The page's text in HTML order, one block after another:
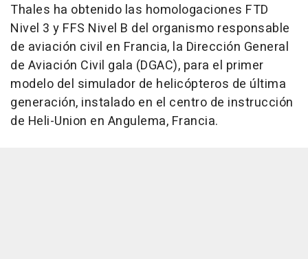
Thales ha obtenido las homologaciones FTD
Nivel 3 y FFS Nivel B del organismo responsable
de aviación civil en Francia, la Dirección General
de Aviación Civil gala (DGAC), para el primer
modelo del simulador de helicópteros de última
generación, instalado en el centro de instrucción
de Heli-Union en Angulema, Francia.